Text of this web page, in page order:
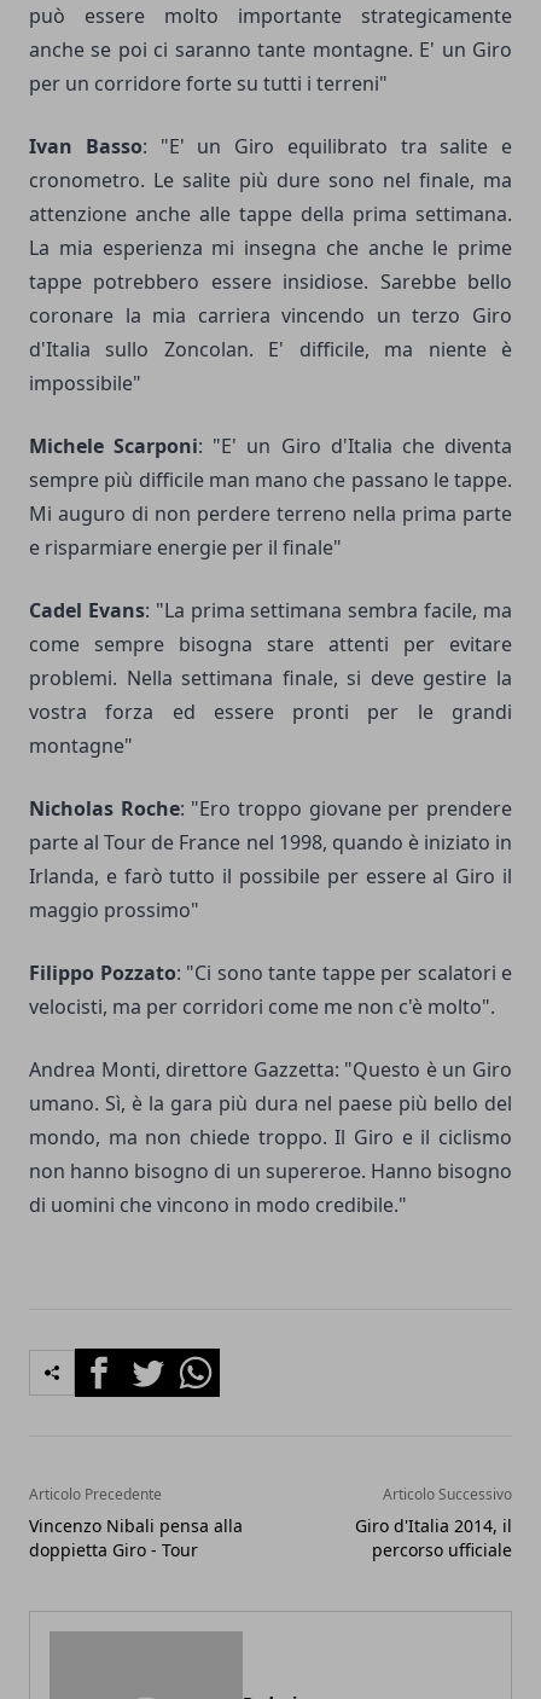
può essere molto importante strategicamente
anche se poi ci saranno tante montagne. E' un Giro
per un corridore forte su tutti i terreni"
Ivan Basso: "E' un Giro equilibrato tra salite e
cronometro. Le salite più dure sono nel finale, ma
attenzione anche alle tappe della prima settimana.
La mia esperienza mi insegna che anche le prime
tappe potrebbero essere insidiose. Sarebbe bello
coronare la mia carriera vincendo un terzo Giro
d'Italia sullo Zoncolan. E' difficile, ma niente è
impossibile"
Michele Scarponi: "E' un Giro d'Italia che diventa
sempre più difficile man mano che passano le tappe.
Mi auguro di non perdere terreno nella prima parte
e risparmiare energie per il finale"
Cadel Evans: "La prima settimana sembra facile, ma
come sempre bisogna stare attenti per evitare
problemi. Nella settimana finale, si deve gestire la
vostra forza ed essere pronti per le grandi
montagne"
Nicholas Roche: "Ero troppo giovane per prendere
parte al Tour de France nel 1998, quando è iniziato in
Irlanda, e farò tutto il possibile per essere al Giro il
maggio prossimo"
Filippo Pozzato: "Ci sono tante tappe per scalatori e
velocisti, ma per corridori come me non c'è molto".
Andrea Monti, direttore Gazzetta: "Questo è un Giro
umano. Sì, è la gara più dura nel paese più bello del
mondo, ma non chiede troppo. Il Giro e il ciclismo
non hanno bisogno di un supereroe. Hanno bisogno
di uomini che vincono in modo credibile."
FacebookTwitterWhatsapp
Articolo Precedente
Vincenzo Nibali pensa alla
doppietta Giro - Tour
Articolo Successivo
Giro d'Italia 2014, il
percorso ufficiale